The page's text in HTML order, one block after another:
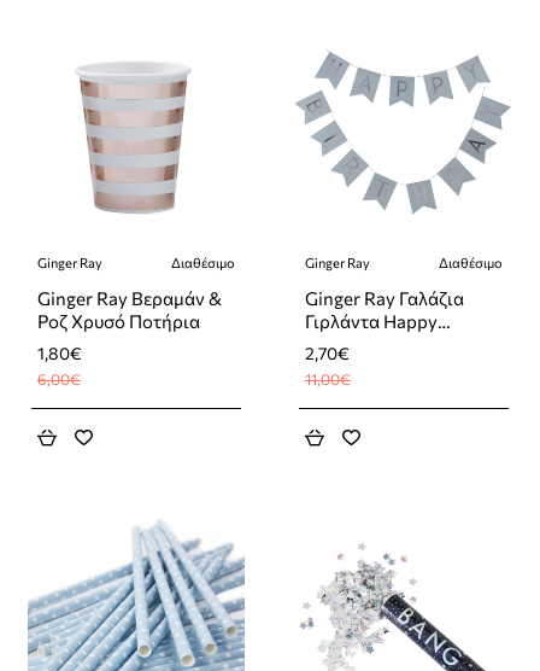
-70%
Ginger Ray Διαθέσιμο
Ginger Ray Βεραμάν &
Ροζ Χρυσό Ποτήρια
1,80€
6,00€
-75%
Ginger Ray Διαθέσιμο
Ginger Ray Γαλάζια
Γιρλάντα Happy
Birthday
2,70€
11,00€